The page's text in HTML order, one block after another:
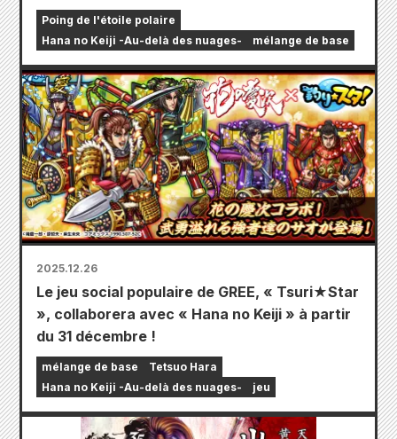
Poing de l'étoile polaire
Hana no Keiji -Au-delà des nuages-
mélange de base
2025.12.26
Le jeu social populaire de GREE, « Tsuri★Star
», collaborera avec « Hana no Keiji » à partir
du 31 décembre !
mélange de base
Tetsuo Hara
Hana no Keiji -Au-delà des nuages-
jeu